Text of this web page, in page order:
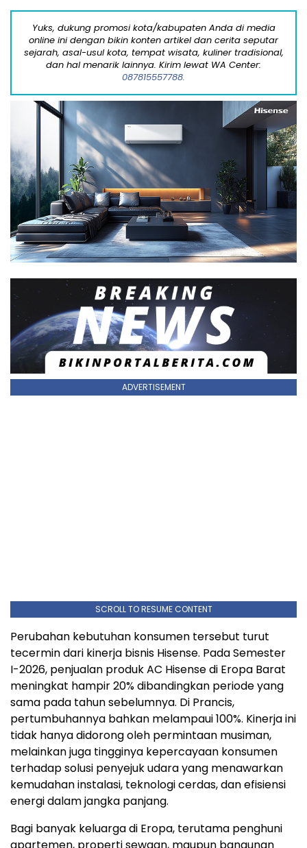
Yuks, dukung promosi kota/kabupaten Anda di media
online ini dengan bikin konten artikel dan cerita seputar
sejarah, asal-usul kota, tempat wisata, kuliner tradisional,
dan hal menarik lainnya. Kirim lewat WA Center:
087815557788.
ADVERTISEMENT
SCROLL TO RESUME CONTENT
Perubahan kebutuhan konsumen tersebut turut
tecermin dari kinerja bisnis Hisense. Pada Semester
I-2026, penjualan produk AC Hisense di Eropa Barat
meningkat hampir 20% dibandingkan periode yang
sama pada tahun sebelumnya. Di Prancis,
pertumbuhannya bahkan melampaui 100%. Kinerja ini
tidak hanya didorong oleh permintaan musiman,
melainkan juga tingginya kepercayaan konsumen
terhadap solusi penyejuk udara yang menawarkan
kemudahan instalasi, teknologi cerdas, dan efisiensi
energi dalam jangka panjang.
Bagi banyak keluarga di Eropa, terutama penghuni